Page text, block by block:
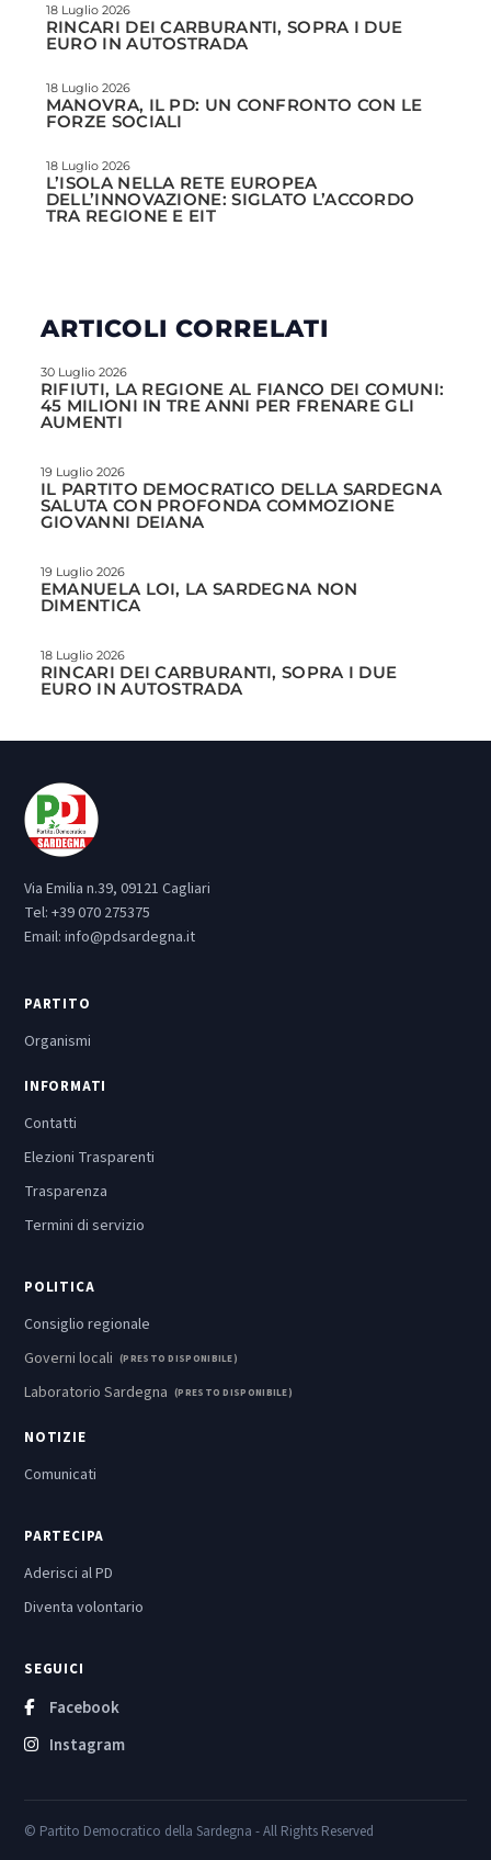
18 Luglio 2026
RINCARI DEI CARBURANTI, SOPRA I DUE
EURO IN AUTOSTRADA
18 Luglio 2026
MANOVRA, IL PD: UN CONFRONTO CON LE
FORZE SOCIALI
18 Luglio 2026
L’ISOLA NELLA RETE EUROPEA
DELL’INNOVAZIONE: SIGLATO L’ACCORDO
TRA REGIONE E EIT
ARTICOLI CORRELATI
30 Luglio 2026
RIFIUTI, LA REGIONE AL FIANCO DEI COMUNI:
45 MILIONI IN TRE ANNI PER FRENARE GLI
AUMENTI
19 Luglio 2026
IL PARTITO DEMOCRATICO DELLA SARDEGNA
SALUTA CON PROFONDA COMMOZIONE
GIOVANNI DEIANA
19 Luglio 2026
EMANUELA LOI, LA SARDEGNA NON
DIMENTICA
18 Luglio 2026
RINCARI DEI CARBURANTI, SOPRA I DUE
EURO IN AUTOSTRADA
Via Emilia n.39, 09121 Cagliari
Tel: +39 070 275375
Email: info@pdsardegna.it
PARTITO
Organismi
INFORMATI
Contatti
Elezioni Trasparenti
Trasparenza
Termini di servizio
POLITICA
Consiglio regionale
Governi locali (PRESTO DISPONIBILE)
Laboratorio Sardegna (PRESTO DISPONIBILE)
NOTIZIE
Comunicati
PARTECIPA
Aderisci al PD
Diventa volontario
SEGUICI
Facebook
Instagram
© Partito Democratico della Sardegna - All Rights Reserved